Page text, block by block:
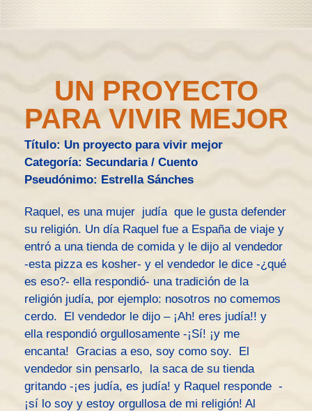
UN PROYECTO
PARA VIVIR MEJOR
Título: Un proyecto para vivir mejor
Categoría: Secundaria / Cuento
Pseudónimo: Estrella Sánches
Raquel, es una mujer judía que le gusta defender
su religión. Un día Raquel fue a España de viaje y
entró a una tienda de comida y le dijo al vendedor
-esta pizza es kosher- y el vendedor le dice -¿qué
es eso?- ella respondió- una tradición de la
religión judía, por ejemplo: nosotros no comemos
cerdo. El vendedor le dijo – ¡Ah! eres judía!! y
ella respondió orgullosamente -¡Sí! ¡y me
encanta! Gracias a eso, soy como soy. El
vendedor sin pensarlo, la saca de su tienda
gritando -¡es judía, es judía! y Raquel responde -
¡sí lo soy y estoy orgullosa de mi religión! Al